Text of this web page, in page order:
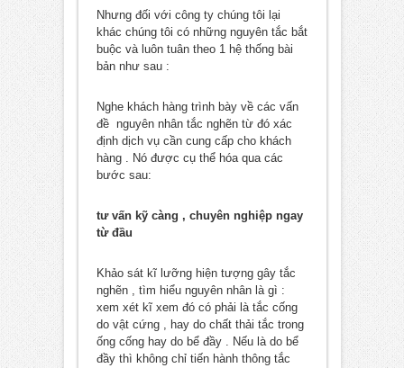
Nhưng đối với công ty chúng tôi lại
khác chúng tôi có những nguyên tắc bắt
buộc và luôn tuân theo 1 hệ thống bài
bản như sau :
Nghe khách hàng trình bày về các vấn
đề nguyên nhân tắc nghẽn từ đó xác
định dịch vụ cần cung cấp cho khách
hàng . Nó được cụ thể hóa qua các
bước sau:
tư vấn kỹ càng , chuyên nghiệp ngay
từ đầu
Khảo sát kĩ lưỡng hiện tượng gây tắc
nghẽn , tìm hiểu nguyên nhân là gì :
xem xét kĩ xem đó có phải là tắc cống
do vật cứng , hay do chất thải tắc trong
ống cống hay do bể đầy . Nếu là do bể
đầy thì không chỉ tiến hành thông tắc